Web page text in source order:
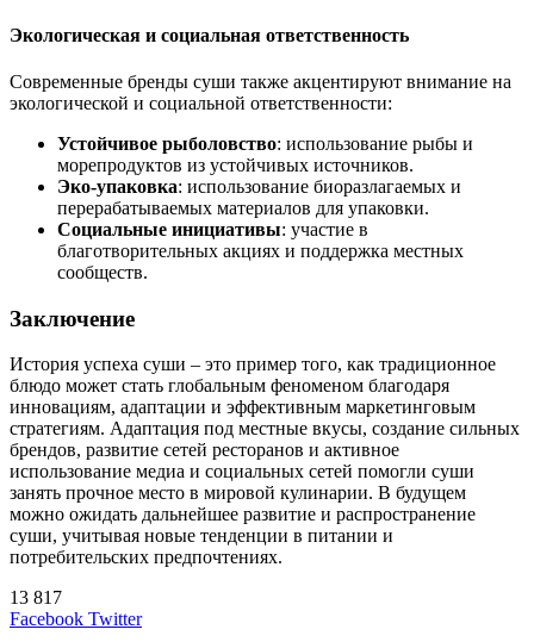
Экологическая и социальная ответственность
Современные бренды суши также акцентируют внимание на
экологической и социальной ответственности:
Устойчивое рыболовство: использование рыбы и
морепродуктов из устойчивых источников.
Эко-упаковка: использование биоразлагаемых и
перерабатываемых материалов для упаковки.
Социальные инициативы: участие в
благотворительных акциях и поддержка местных
сообществ.
Заключение
История успеха суши – это пример того, как традиционное
блюдо может стать глобальным феноменом благодаря
инновациям, адаптации и эффективным маркетинговым
стратегиям. Адаптация под местные вкусы, создание сильных
брендов, развитие сетей ресторанов и активное
использование медиа и социальных сетей помогли суши
занять прочное место в мировой кулинарии. В будущем
можно ожидать дальнейшее развитие и распространение
суши, учитывая новые тенденции в питании и
потребительских предпочтениях.
13 817
Facebook TwitterLinkedIn
Tumblr
Reddit
Вконтакте
Одноклассники
Skype
Messenger
Messenger
WhatsApp
Telegram
Viber
Line
Поделиться
Печатать